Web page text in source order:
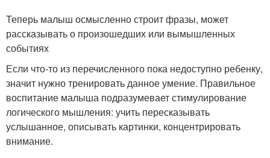
Теперь малыш осмысленно строит фразы, может
рассказывать о произошедших или вымышленных
событиях
Если что-то из перечисленного пока недоступно ребенку,
значит нужно тренировать данное умение. Правильное
воспитание малыша подразумевает стимулирование
логического мышления: учить пересказывать
услышанное, описывать картинки, концентрировать
внимание.